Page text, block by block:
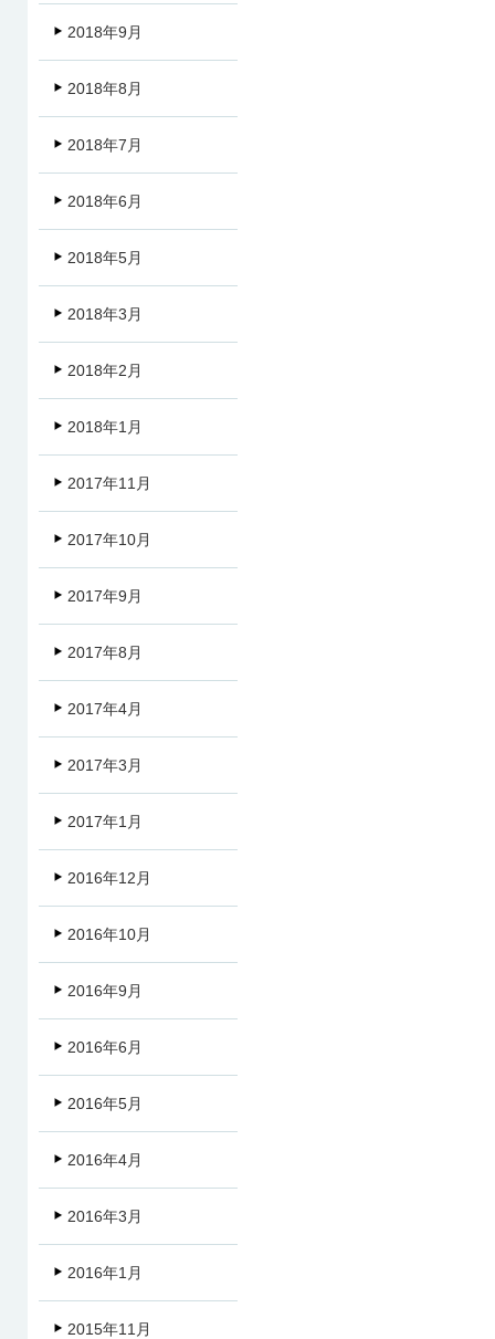
2018年9月
2018年8月
2018年7月
2018年6月
2018年5月
2018年3月
2018年2月
2018年1月
2017年11月
2017年10月
2017年9月
2017年8月
2017年4月
2017年3月
2017年1月
2016年12月
2016年10月
2016年9月
2016年6月
2016年5月
2016年4月
2016年3月
2016年1月
2015年11月